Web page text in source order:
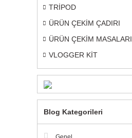
TRİPOD
ÜRÜN ÇEKİM ÇADIRI
ÜRÜN ÇEKİM MASALARI
VLOGGER KİT
Blog Kategorileri